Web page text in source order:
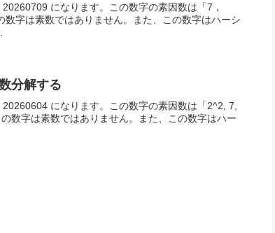
になります。この数字の素因数は「7，
字は素数ではありません。また、この数字はハーシ
分解する
になります。この数字の素因数は「2^2, 7,
数字は素数ではありません。また、この数字はハー